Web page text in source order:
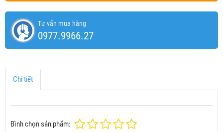
Tư vấn mua hàng
0977.9966.27
Chi tiết
Bình chọn sản phẩm: